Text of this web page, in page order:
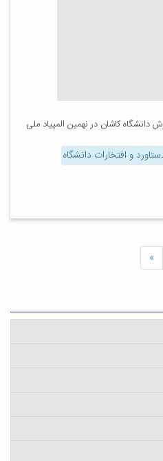
کاشان در نهمین المپیاد ملی
و افتخارات دانشگاه
»